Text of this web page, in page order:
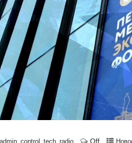
admin_control_tech_radio Off